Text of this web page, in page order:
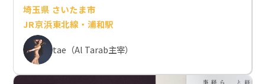
埼玉県 さいたま市
JR京浜東北線・浦和駅
tae（Al Tarab主宰）